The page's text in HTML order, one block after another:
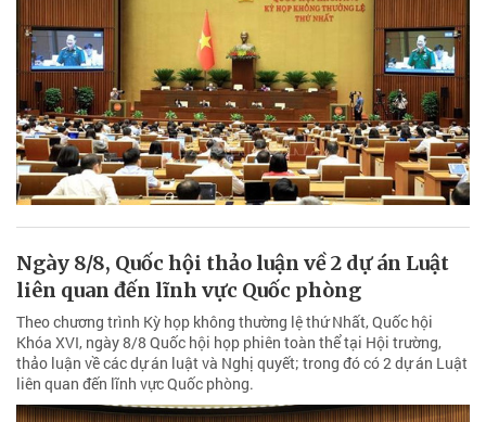
Ngày 8/8, Quốc hội thảo luận về 2 dự án Luật
liên quan đến lĩnh vực Quốc phòng
Theo chương trình Kỳ họp không thường lệ thứ Nhất, Quốc hội
Khóa XVI, ngày 8/8 Quốc hội họp phiên toàn thể tại Hội trường,
thảo luận về các dự án luật và Nghị quyết; trong đó có 2 dự án Luật
liên quan đến lĩnh vực Quốc phòng.